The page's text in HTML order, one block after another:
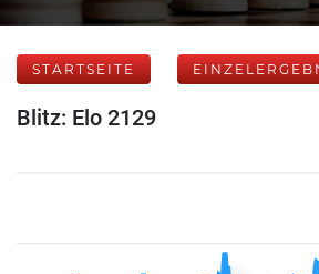
STARTSEITE
Blitz: Elo 2129